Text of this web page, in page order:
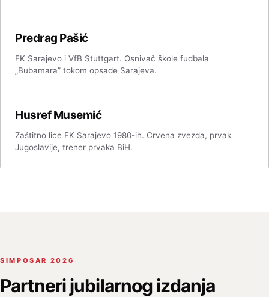
Predrag Pašić
FK Sarajevo i VfB Stuttgart. Osnivač škole fudbala
„Bubamara” tokom opsade Sarajeva.
Husref Musemić
Zaštitno lice FK Sarajevo 1980-ih. Crvena zvezda, prvak
Jugoslavije, trener prvaka BiH.
SIMPOSAR 2026
Partneri jubilarnog izdanja